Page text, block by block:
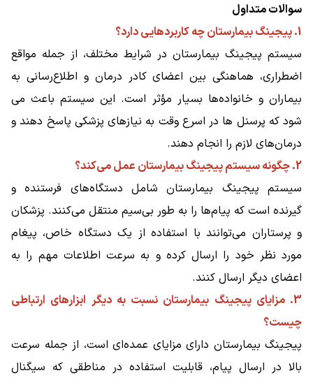
سوالات متداول
1. پیجینگ بیمارستان چه کاربردهایی دارد؟
سیستم پیجینگ بیمارستان در شرایط مختلف، از جمله مواقع
اضطراری، هماهنگی بین اعضای کادر درمان و اطلاع‌رسانی به
بیماران و خانواده‌ها بسیار مؤثر است. این سیستم باعث می
شود که پرسنل ها در اسرع وقت به نیازهای پزشکی پاسخ دهند و
درمان‌های لازم را انجام دهند.
2. چگونه سیستم پیجینگ بیمارستان عمل می‌کند؟
سیستم پیجینگ بیمارستان شامل دستگاه‌های فرستنده و
گیرنده است که پیام‌ها را به طور بی‌سیم منتقل می‌کنند. پزشکان
و پرستاران می‌توانند با استفاده از یک دستگاه خاص، پیغام
مورد نظر خود را ارسال کرده و به سرعت اطلاعات مهم را به
اعضای دیگر ارسال کنند.
3. مزایای پیجینگ بیمارستان نسبت به دیگر ابزارهای ارتباطی
چیست؟
پیجینگ بیمارستان دارای مزایای عمده‌ای است، از جمله سرعت
بالا در ارسال پیام، قابلیت استفاده در مناطقی که سیگنال